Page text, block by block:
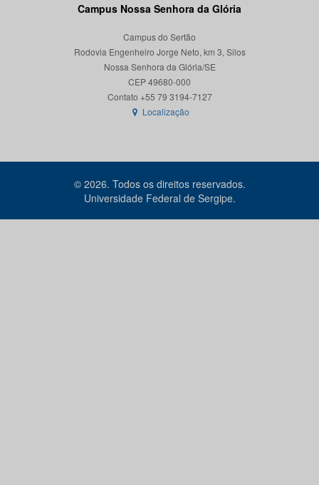
Campus Nossa Senhora da Glória
Campus do Sertão
Rodovia Engenheiro Jorge Neto, km 3, Silos
Nossa Senhora da Glória/SE
CEP 49680-000
Contato +55 79 3194-7127
Localização
© 2026. Todos os direitos reservados.
Universidade Federal de Sergipe.